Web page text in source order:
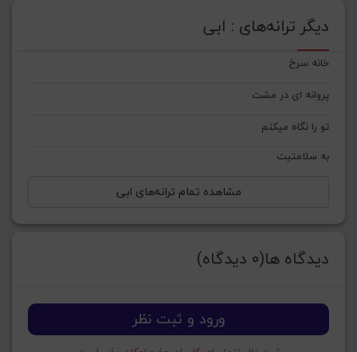
دیگر ترانه‌های : ابی
خانه سرخ
پروانه ای در مشت
تو را نگاه میکنم
به سلامتیت
مشاهده تمام ترانه‌های ابی
دیدگاه ها(0 دیدگاه)
ورود و ثبت نظر